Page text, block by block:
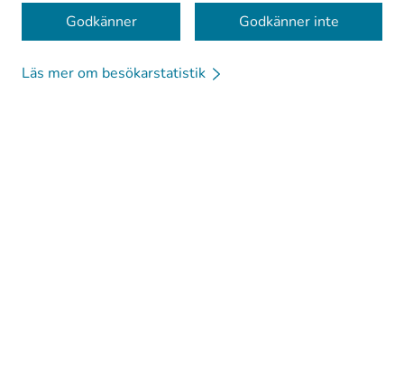
Godkänner Godkänner inte
Läs mer om besökarstatistik
Kakor